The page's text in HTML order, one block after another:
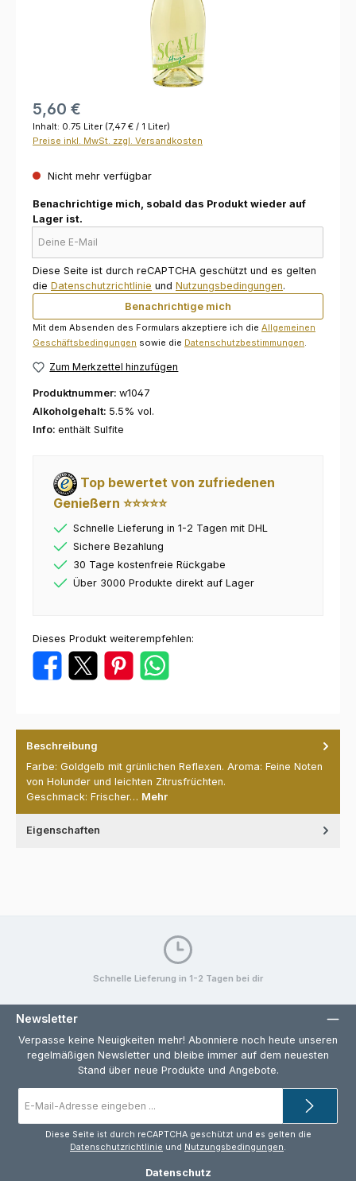
5,60 €
Inhalt: 0.75 Liter (7,47 € / 1 Liter)
Preise inkl. MwSt. zzgl. Versandkosten
Nicht mehr verfügbar
Benachrichtige mich, sobald das Produkt wieder auf
Lager ist.
Diese Seite ist durch reCAPTCHA geschützt und es gelten
die Datenschutzrichtlinie und Nutzungsbedingungen.
Benachrichtige mich
Mit dem Absenden des Formulars akzeptiere ich die Allgemeinen
Geschäftsbedingungen sowie die Datenschutzbestimmungen.
Zum Merkzettel hinzufügen
Produktnummer: w1047
Alkoholgehalt: 5.5% vol.
Info: enthält Sulfite
Top bewertet von zufriedenen
Genießern ⭐⭐⭐⭐⭐
Schnelle Lieferung in 1-2 Tagen mit DHL
Sichere Bezahlung
30 Tage kostenfreie Rückgabe
Über 3000 Produkte direkt auf Lager
Dieses Produkt weiterempfehlen:
Beschreibung
Farbe: Goldgelb mit grünlichen Reflexen. Aroma: Feine Noten
von Holunder und leichten Zitrusfrüchten.
Geschmack: Frischer… Mehr
Eigenschaften
Schnelle Lieferung in 1-2 Tagen bei dir
Newsletter
Verpasse keine Neuigkeiten mehr! Abonniere noch heute unseren
regelmäßigen Newsletter und bleibe immer auf dem neuesten
Stand über neue Produkte und Angebote.
Mail-
*
Diese Seite ist durch reCAPTCHA geschützt und es gelten die
Datenschutzrichtlinie und Nutzungsbedingungen.
Datenschutz